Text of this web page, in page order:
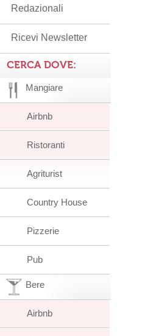
Redazionali
Ricevi Newsletter
CERCA DOVE:
Mangiare
Airbnb
Ristoranti
Agriturist
Country House
Pizzerie
Pub
Bere
Airbnb